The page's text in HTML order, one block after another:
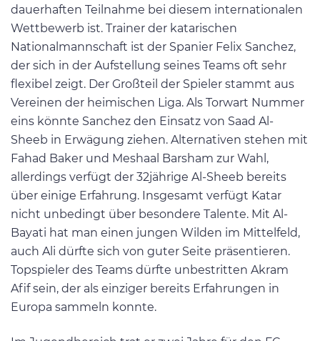
dauerhaften Teilnahme bei diesem internationalen
Wettbewerb ist. Trainer der katarischen
Nationalmannschaft ist der Spanier Felix Sanchez,
der sich in der Aufstellung seines Teams oft sehr
flexibel zeigt. Der Großteil der Spieler stammt aus
Vereinen der heimischen Liga. Als Torwart Nummer
eins könnte Sanchez den Einsatz von Saad Al-
Sheeb in Erwägung ziehen. Alternativen stehen mit
Fahad Baker und Meshaal Barsham zur Wahl,
allerdings verfügt der 32jährige Al-Sheeb bereits
über einige Erfahrung. Insgesamt verfügt Katar
nicht unbedingt über besondere Talente. Mit Al-
Bayati hat man einen jungen Wilden im Mittelfeld,
auch Ali dürfte sich von guter Seite präsentieren.
Topspieler des Teams dürfte unbestritten Akram
Afif sein, der als einziger bereits Erfahrungen in
Europa sammeln konnte.